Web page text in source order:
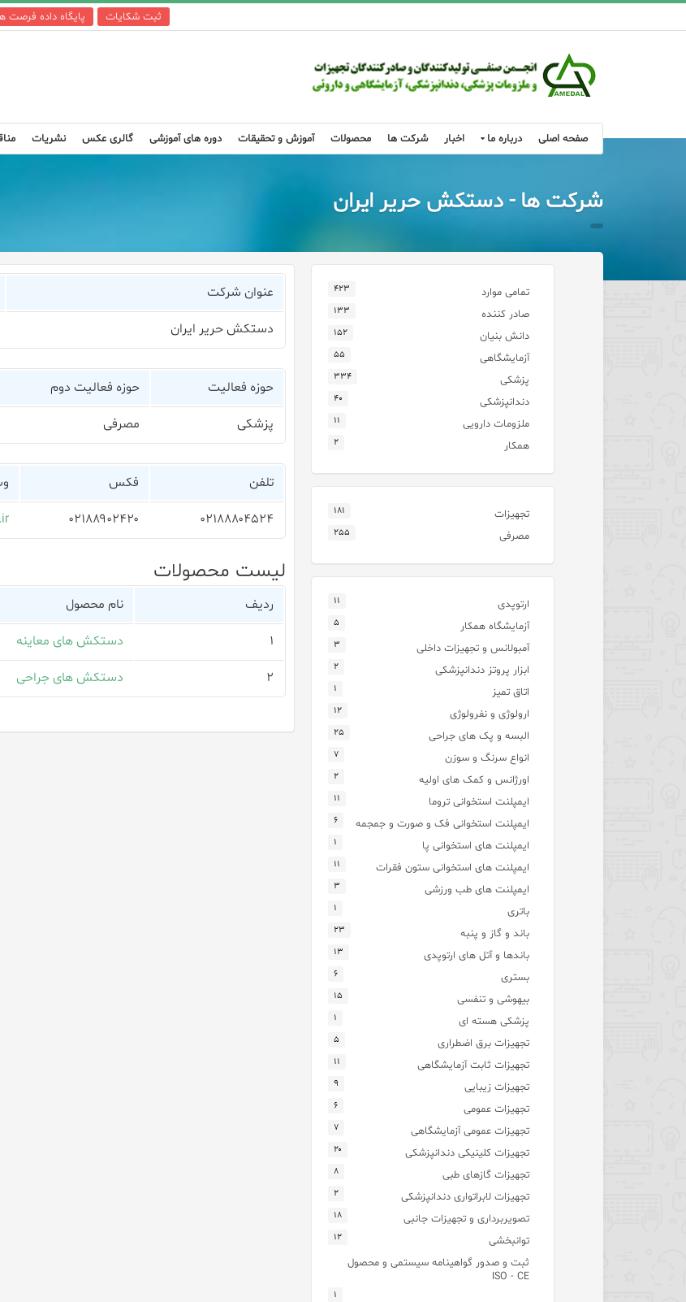
پایگاه داده فرصت ثبت شکایات
صفحه اصلی درباره ما اخبار شرکت ها محصولات آموزش و تحقیقات دوره های آموزشی گالری عکس نشریات
شرکت ها - دستکش حریر ایران
عنوان شرکت
دستکش حریر ایران
حوزه فعالیت حوزه فعالیت دوم
پزشکی مصرفی
تلفن فکس
۰۲۱۸۸۸۰۴۵۲۴ ۰۲۱۸۸۹۰۲۴۲۰
لیست محصولات
ردیف نام محصول
۱ دستکش های معاینه
۲ دستكش های جراحی
تمامی موارد ۴۲۳
صادر کننده ۱۳۳
دانش بنیان ۱۵۲
آزمایشگاهی ۵۵
پزشکی ۳۳۴
دندانپزشکی ۴۰
ملزومات دارویی ۱۱
همکار ۲
تجهیزات ۱۸۱
مصرفی ۲۵۵
ارتوپدی ۱۱
آزمایشگاه همکار ۵
آمبولانس و تجهیزات داخلی ۳
ابزار پروتز دندانپزشکی ۲
اتاق تمیز ۱
ارولوژی و نفرولوژی ۱۲
البسه و پک های جراحی ۲۵
انواع سرنگ و سوزن ۷
اورژانس و کمک های اولیه ۲
ایمپلنت استخوانی تروما ۱۱
ایمپلنت استخوانی فک و صورت و جمجمه ۶
ایمپلنت های استخوانی پا ۱
ایمپلنت های استخوانی ستون فقرات ۱۱
ایمپلنت های طب ورزشی ۳
باتری ۱
باند و گاز و پنبه ۲۳
باندها و آتل های ارتوپدی ۱۳
بستری ۶
بیهوشی و تنفسی ۱۵
پزشکی هسته ای ۱
تجهیزات برق اضطراری ۵
تجهیزات ثابت آزمایشگاهی ۱۱
تجهیزات زیبایی ۹
تجهیزات عمومی ۶
تجهیزات عمومی آزمایشگاهی ۷
تجهیزات کلینیکی دندانپزشکی ۲۰
تجهیزات گازهای طبی ۸
تجهیزات لابراتواری دندانپزشکی ۲
تصویربرداری و تجهیزات جانبی ۱۸
توانبخشی ۱۲
ثبت و صدور گواهینامه سیستمی و محصول
ISO - CE
۱